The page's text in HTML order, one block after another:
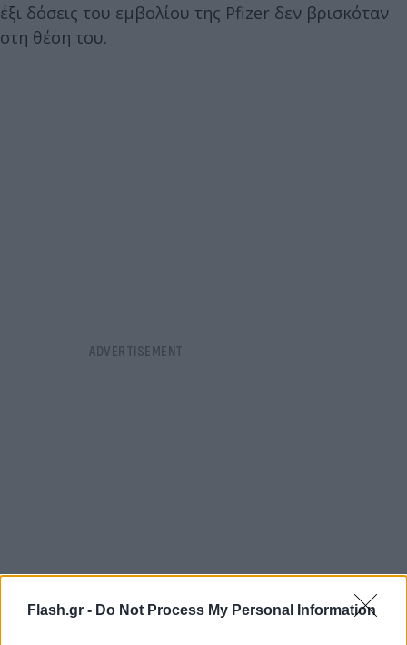
Flash.gr - Do Not Process My Personal Information
έξι δόσεις του εμβολίου της Pfizer δεν βρισκόταν
στη θέση του.